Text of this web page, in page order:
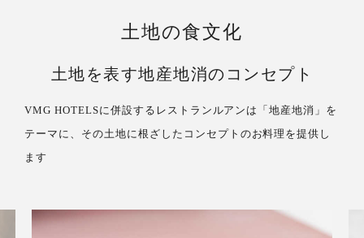
土地の食文化
土地を表す地産地消のコンセプト
VMG HOTELSに併設するレストランルアンは「地産地消」を
テーマに、その土地に根ざしたコンセプトのお料理を提供し
ます